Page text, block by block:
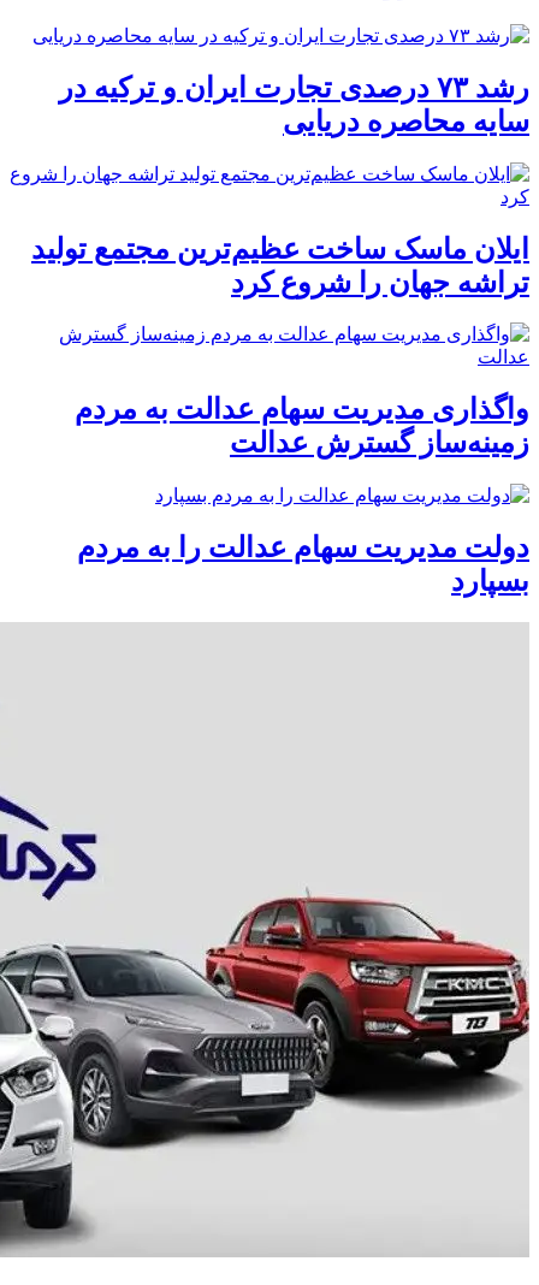
رشد ۷۳ درصدی تجارت ایران و ترکیه در
سایه محاصره دریایی
ایلان ماسک ساخت عظیم‌ترین مجتمع تولید
تراشه جهان را شروع کرد
واگذاری مدیریت سهام عدالت به مردم
زمینه‌ساز گسترش عدالت
دولت مدیریت سهام عدالت را به مردم
بسپارد